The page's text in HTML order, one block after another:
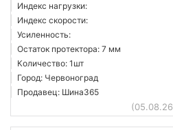
Индекс нагрузки:
Индекс скорости:
Усиленность:
Остаток протектора: 7 мм
Количество: 1шт
Город: Червоноград
Продавец: Шина365